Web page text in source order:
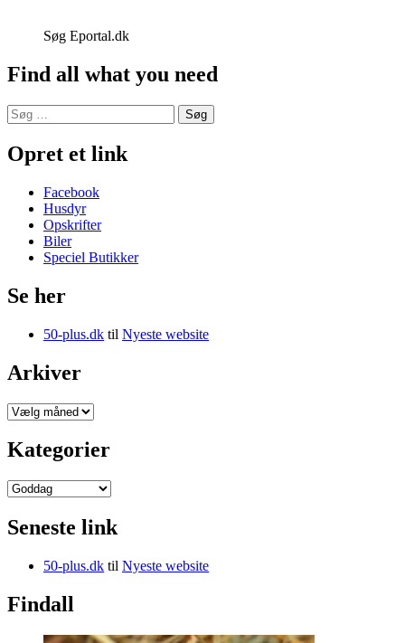
Søg Eportal.dk
Find all what you need
Søg
efter:
Opret et link
Facebook
Husdyr
Opskrifter
Biler
Speciel Butikker
Se her
50-plus.dk til Nyeste website
Arkiver
Arkiver
Kategorier
Kategorier
Seneste link
50-plus.dk til Nyeste website
Findall